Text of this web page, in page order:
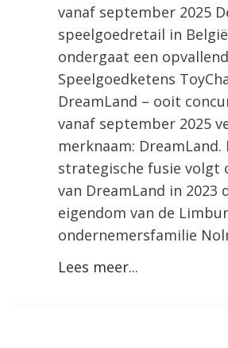
vanaf september 2025
speelgoedretail in
ondergaat een
Speelgoedketens
DreamLand – ooit
vanaf september 2025
merknaam: DreamLand.
strategische fusie volgt
van DreamLand in 2023
eigendom van de
ondernemersfamilie
Lees meer...